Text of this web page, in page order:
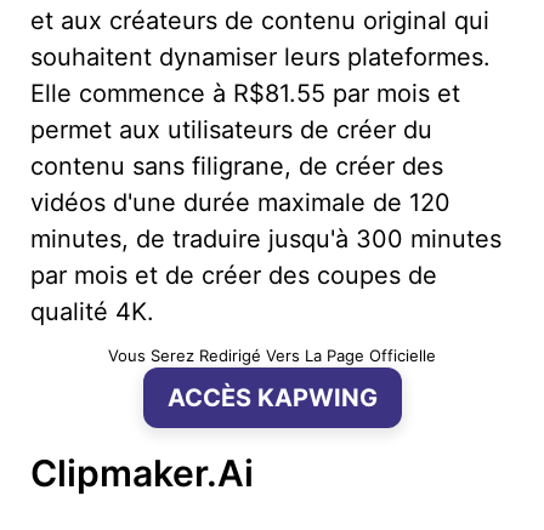
et aux créateurs de contenu original qui
souhaitent dynamiser leurs plateformes.
Elle commence à R$81.55 par mois et
permet aux utilisateurs de créer du
contenu sans filigrane, de créer des
vidéos d'une durée maximale de 120
minutes, de traduire jusqu'à 300 minutes
par mois et de créer des coupes de
qualité 4K.
Vous Serez Redirigé Vers La Page Officielle
ACCÈS KAPWING
Clipmaker.ai